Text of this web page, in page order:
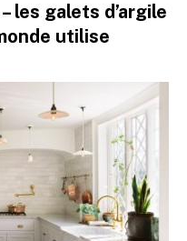
les galets d’argile
utilise